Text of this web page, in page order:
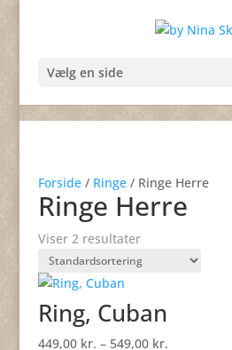
Vælg en side
Forside/ Ringe/ Ringe Herre
Ringe Herre
Viser 2 resultater
Ring, Cuban
449,00 kr. – 549,00 kr.Prisinterval: